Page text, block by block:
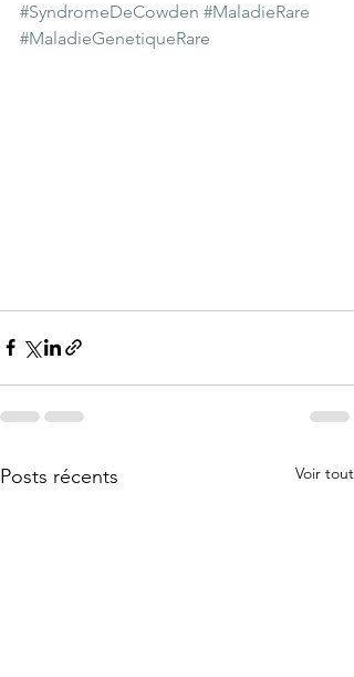
#SyndromeDeCowden #MaladieRare
#MaladieGenetiqueRare
Posts récents Voir tout